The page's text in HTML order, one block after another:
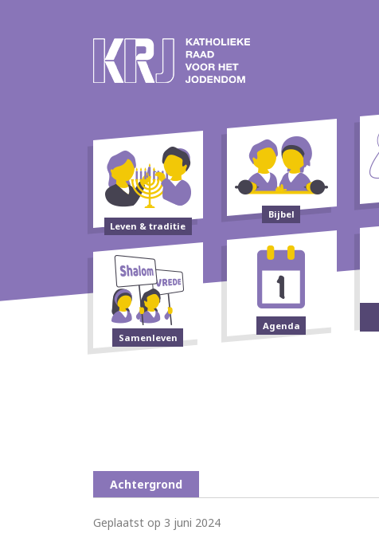
Leven & traditie
Bijbel
Samenleven
Agenda
Achtergrond
Geplaatst op 3 juni 2024